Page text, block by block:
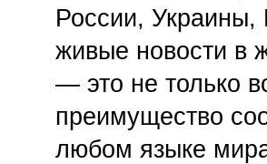
России,
живые новости в
— это не только
преимущество
любом языке